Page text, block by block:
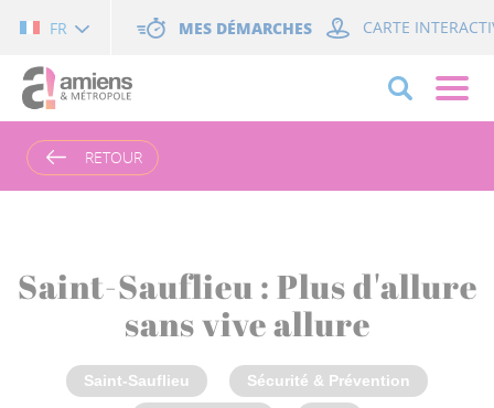
FR MES DÉMARCHES CARTE
RETOUR
Saint-Sauflieu : Plus d'allure
sans vive allure
Saint-Sauflieu Sécurité & Prévention